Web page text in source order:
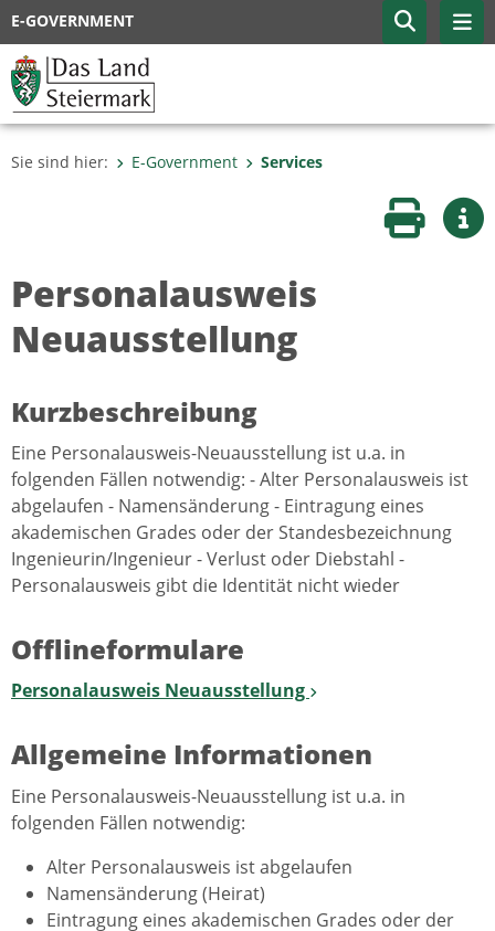
E-GOVERNMENT
Sie sind hier: E-Government Services
Seite
Personalausweis
Neuausstellung
Kurzbeschreibung
Eine Personalausweis-Neuausstellung ist u.a. in
folgenden Fällen notwendig: - Alter Personalausweis ist
abgelaufen - Namensänderung - Eintragung eines
akademischen Grades oder der Standesbezeichnung
Ingenieurin/Ingenieur - Verlust oder Diebstahl -
Personalausweis gibt die Identität nicht wieder
Offlineformulare
Personalausweis Neuausstellung
Allgemeine Informationen
Eine Personalausweis-Neuausstellung ist u.a. in
folgenden Fällen notwendig:
Alter Personalausweis ist abgelaufen
Namensänderung (Heirat)
Eintragung eines akademischen Grades oder der